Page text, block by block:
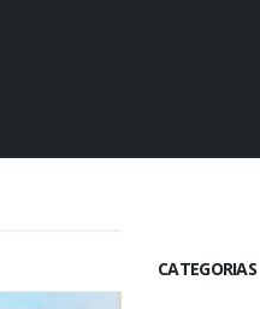
CATEGORIAS